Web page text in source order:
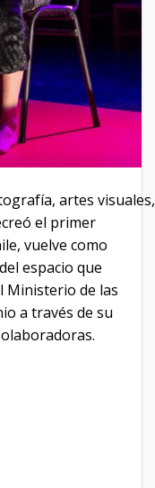
artes visuales,
el primer
vuelve como
espacio que
Ministerio de las
a través de su